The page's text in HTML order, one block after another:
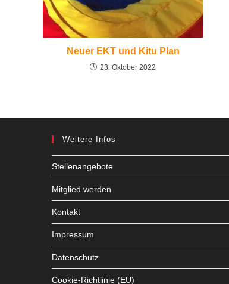
Neuer EKT und Kitu Plan
23. Oktober 2022
Weitere Infos
Stellenangebote
Mitglied werden
Kontakt
Impressum
Datenschutz
Cookie-Richtlinie (EU)